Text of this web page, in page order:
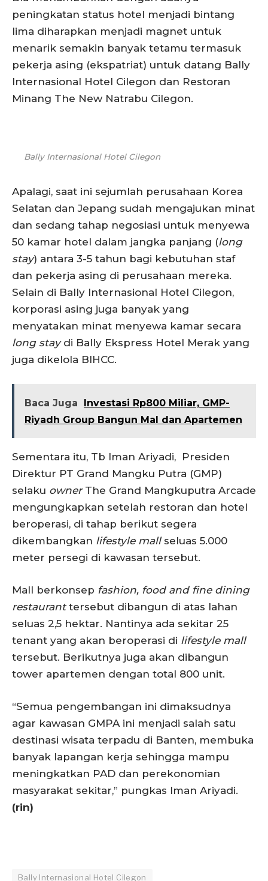
peningkatan status hotel menjadi bintang
lima diharapkan menjadi magnet untuk
menarik semakin banyak tetamu termasuk
pekerja asing (ekspatriat) untuk datang Bally
Internasional Hotel Cilegon dan Restoran
Minang The New Natrabu Cilegon.
Bally Internasional Hotel Cilegon
Apalagi, saat ini sejumlah perusahaan Korea
Selatan dan Jepang sudah mengajukan minat
dan sedang tahap negosiasi untuk menyewa
50 kamar hotel dalam jangka panjang (long
stay) antara 3-5 tahun bagi kebutuhan staf
dan pekerja asing di perusahaan mereka.
Selain di Bally Internasional Hotel Cilegon,
korporasi asing juga banyak yang
menyatakan minat menyewa kamar secara
long staydi Bally Ekspress Hotel Merak yang
juga dikelola BIHCC.
Baca Juga
Investasi Rp800 Miliar, GMP-
Riyadh Group Bangun Mal dan Apartemen
Sementara itu, Tb Iman Ariyadi, Presiden
Direktur PT Grand Mangku Putra (GMP)
selaku ownerThe Grand Mangkuputra Arcade
mengungkapkan setelah restoran dan hotel
beroperasi, di tahap berikut segera
dikembangkan lifestyle mallseluas 5.000
meter persegi di kawasan tersebut.
Mall berkonsep fashion, food and fine dining
restauranttersebut dibangun di atas lahan
seluas 2,5 hektar. Nantinya ada sekitar 25
tenant yang akan beroperasi di lifestyle mall
tersebut. Berikutnya juga akan dibangun
tower apartemen dengan total 800 unit.
“Semua pengembangan ini dimaksudnya
agar kawasan GMPA ini menjadi salah satu
destinasi wisata terpadu di Banten, membuka
banyak lapangan kerja sehingga mampu
meningkatkan PAD dan perekonomian
masyarakat sekitar,” pungkas Iman Ariyadi.
(rin)
Bally Internasional Hotel Cilegon